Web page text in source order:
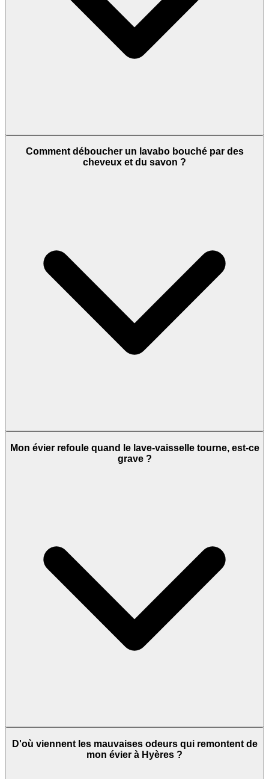
Comment déboucher un lavabo bouché par des
cheveux et du savon ?
Mon évier refoule quand le lave-vaisselle tourne, est-ce
grave ?
D'où viennent les mauvaises odeurs qui remontent de
mon évier à Hyères ?